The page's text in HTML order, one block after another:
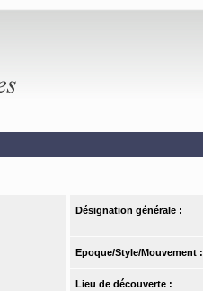
Désignation générale :
Epoque/Style/Mouvement :
Lieu de découverte :